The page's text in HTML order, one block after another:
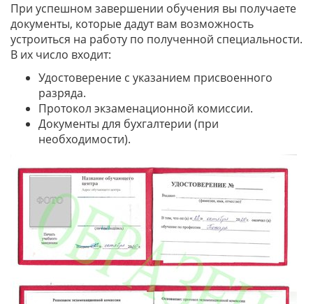
При успешном завершении обучения вы получаете
документы, которые дадут вам возможность
устроиться на работу по полученной специальности.
В их число входит:
Удостоверение с указанием присвоенного
разряда.
Протокол экзаменационной комиссии.
Документы для бухгалтерии (при
необходимости).